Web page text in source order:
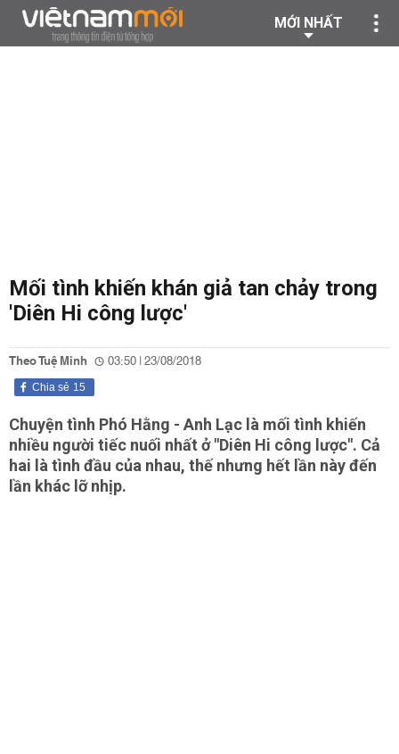
MỚI NHẤT
Mối tình khiến khán giả tan chảy trong
'Diên Hi công lược'
Theo Tuệ Minh 03:50 | 23/08/2018
15
Chia sẻ
Chuyện tình Phó Hằng - Anh Lạc là mối tình khiến
nhiều người tiếc nuối nhất ở "Diên Hi công lược". Cả
hai là tình đầu của nhau, thế nhưng hết lần này đến
lần khác lỡ nhịp.